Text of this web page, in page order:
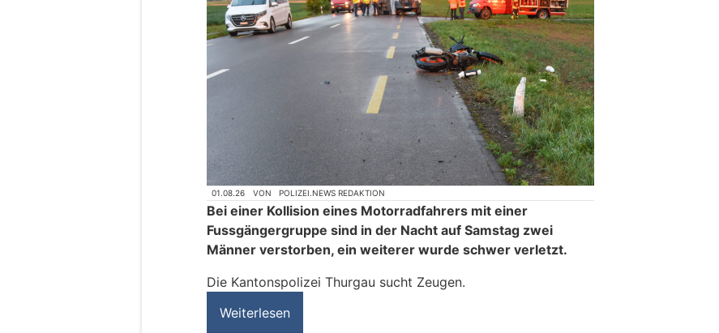
01.08.26 VON POLIZEI.NEWS REDAKTION
Bei einer Kollision eines Motorradfahrers mit einer
Fussgängergruppe sind in der Nacht auf Samstag zwei
Männer verstorben, ein weiterer wurde schwer verletzt.
Die Kantonspolizei Thurgau sucht Zeugen.
Weiterlesen